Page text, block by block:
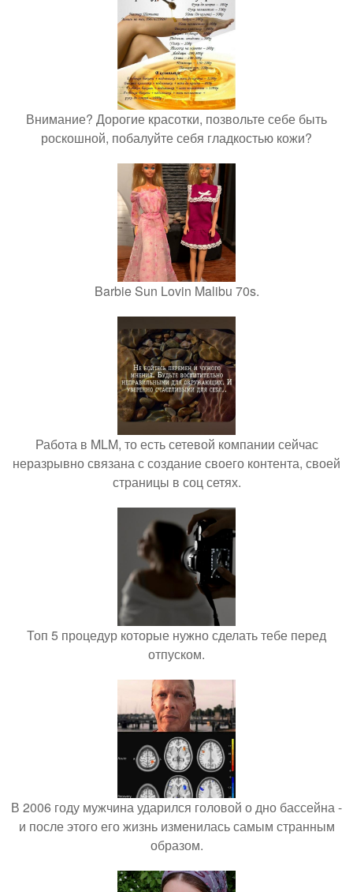
Внимание? Дорогие красотки, позвольте себе быть
роскошной, побалуйте себя гладкостью кожи?
Barbie Sun Lovin Malibu 70s.
Работа в MLM, то есть сетевой компании сейчас
неразрывно связана с создание своего контента, своей
страницы в соц сетях.
Топ 5 процедур которые нужно сделать тебе перед
отпуском.
В 2006 году мужчина ударился головой о дно бассейна -
и после этого его жизнь изменилась самым странным
образом.